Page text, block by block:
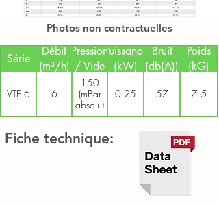
Photos non contractuelles
Série
Débit
(m³/h)
Pression
/ Vide
Puissance
(kW)
Bruit
(db(A))
Poids
(kG)
VTE 6 6
150
(mBar
absolu)
0.25 57 7.5
Fiche technique: